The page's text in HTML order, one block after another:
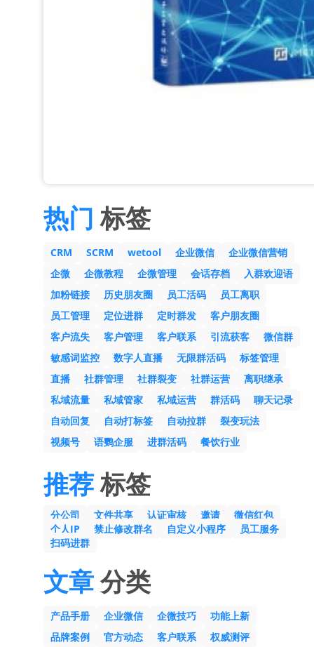
热门 标签
CRM SCRM wetool 企业微信
企业微信营销
企微
企微教程 企微管理 会话存档
入群欢迎语
加粉链接
历史朋友圈 员工活码
员工离职
员工管理
定位进群 定时群发
客户朋友圈
客户流失
客户管理 客户联系 引流获客
微信群
敏感词监控
数字人直播 无限群活码
标签管理
直播
社群管理 社群裂变 社群运营
离职继承
私域流量
私域管家 私域运营 群活码
聊天记录
自动回复
自动打标签 自动拉群
裂变玩法
视频号
语鹦企服 进群活码 餐饮行业
推荐标签
分公司 文件共享 认证审核 邀请
微信红包
个人IP
禁止修改群名 自定义小程序
员工服务
扫码进群
文章分类
产品手册 企业微信 企微技巧
功能上新
品牌案例
官方动态 客户联系
权威测评